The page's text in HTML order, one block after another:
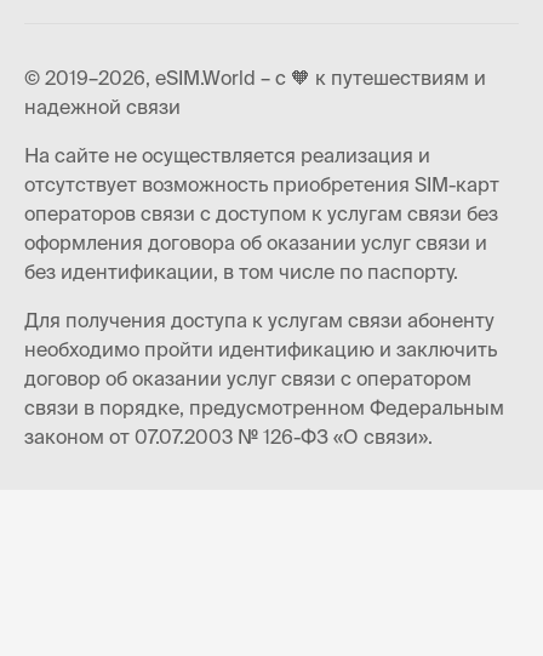
© 2019–2026, eSIM.World – с 🧡 к путешествиям и
надежной связи
На сайте не осуществляется реализация и
отсутствует возможность приобретения SIM-карт
операторов связи с доступом к услугам связи без
оформления договора об оказании услуг связи и
без идентификации, в том числе по паспорту.
Для получения доступа к услугам связи абоненту
необходимо пройти идентификацию и заключить
договор об оказании услуг связи с оператором
связи в порядке, предусмотренном Федеральным
законом от 07.07.2003 № 126-ФЗ «О связи».